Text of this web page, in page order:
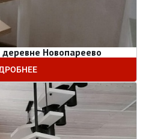
Новопареево